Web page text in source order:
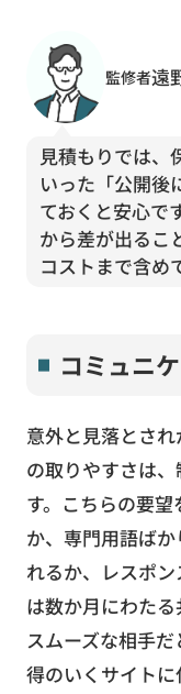
監修者遠
見積もりでは、
いった「公開後
ておくと安心で
から差が出るこ
コストまで含め
コミュニ
意外と見落とさ
の取りやすさは
す。こちらの要
か、専門用語ば
れるか、レスポ
は数か月にわた
スムーズな相手
得のいくサイト